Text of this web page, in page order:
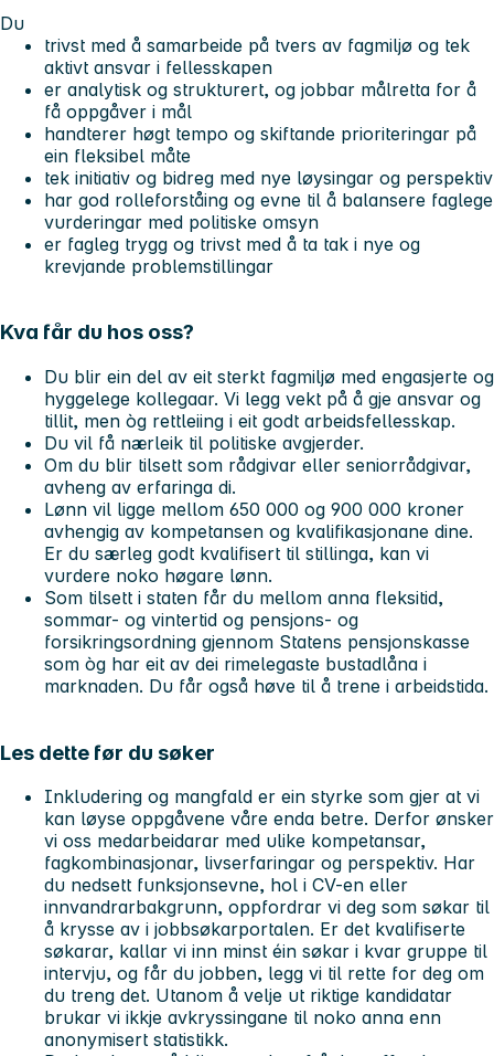
Du
trivst med å samarbeide på tvers av fagmiljø og tek
aktivt ansvar i fellesskapen
er analytisk og strukturert, og jobbar målretta for å
få oppgåver i mål
handterer høgt tempo og skiftande prioriteringar på
ein fleksibel måte
tek initiativ og bidreg med nye løysingar og perspektiv
har god rolleforståing og evne til å balansere faglege
vurderingar med politiske omsyn
er fagleg trygg og trivst med å ta tak i nye og
krevjande problemstillingar
Kva får du hos oss?
Du blir ein del av eit sterkt fagmiljø med engasjerte og
hyggelege kollegaar. Vi legg vekt på å gje ansvar og
tillit, men òg rettleiing i eit godt arbeidsfellesskap.
Du vil få nærleik til politiske avgjerder.
Om du blir tilsett som rådgivar eller seniorrådgivar,
avheng av erfaringa di.
Lønn vil ligge mellom 650 000 og 900 000 kroner
avhengig av kompetansen og kvalifikasjonane dine.
Er du særleg godt kvalifisert til stillinga, kan vi
vurdere noko høgare lønn.
Som tilsett i staten får du mellom anna fleksitid,
sommar- og vintertid og pensjons- og
forsikringsordning gjennom Statens pensjonskasse
som òg har eit av dei rimelegaste bustadlåna i
marknaden. Du får også høve til å trene i arbeidstida.
Les dette før du søker
Inkludering og mangfald er ein styrke som gjer at vi
kan løyse oppgåvene våre enda betre. Derfor ønsker
vi oss medarbeidarar med ulike kompetansar,
fagkombinasjonar, livserfaringar og perspektiv. Har
du nedsett funksjonsevne, hol i CV-en eller
innvandrarbakgrunn, oppfordrar vi deg som søkar til
å krysse av i jobbsøkarportalen. Er det kvalifiserte
søkarar, kallar vi inn minst éin søkar i kvar gruppe til
intervju, og får du jobben, legg vi til rette for deg om
du treng det. Utanom å velje ut riktige kandidatar
brukar vi ikkje avkryssingane til noko anna enn
anonymisert statistikk.